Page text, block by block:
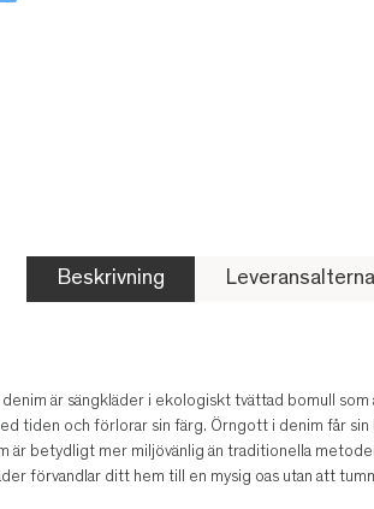
Beskrivning
är sängkläder i ekologiskt tvättad bomull
tiden och förlorar sin färg. Örngott i denim får
är betydligt mer miljövänlig än traditionella
förvandlar ditt hem till en mysig oas utan att